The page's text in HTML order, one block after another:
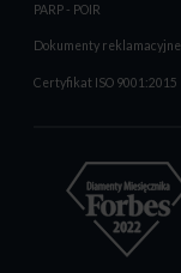
PARP - POIR
Dokumenty reklamacyjne
Certyfikat ISO 9001:2015